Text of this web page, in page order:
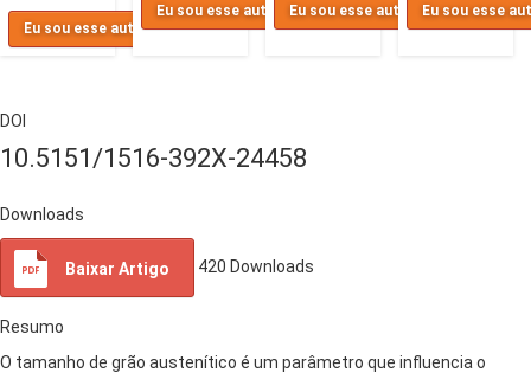
Eu sou esse autor
Eu sou esse autor Eu sou esse autor Eu sou esse
DOI
10.5151/1516-392X-24458
Downloads
Baixar Artigo 420 Downloads
Resumo
O tamanho de grão austenítico é um parâmetro que influencia o